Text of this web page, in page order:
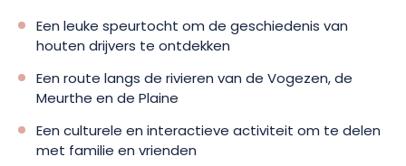
Een leuke speurtocht om de geschiedenis van
houten drijvers te ontdekken
Een route langs de rivieren van de Vogezen, de
Meurthe en de Plaine
Een culturele en interactieve activiteit om te delen
met familie en vrienden